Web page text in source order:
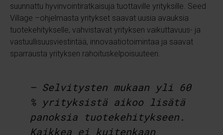
suunnattu hyvinvointiratkaisuja tuottaville yrityksille. Seed
Village –ohjelmasta yritykset saavat uusia avauksia
tuotekehitykselle, vahvistavat yrityksen vaikuttavuus- ja
vastuullisuusviestintää, innovaatiotoimintaa ja saavat
sparrausta yrityksen rahoituskelpoisuuteen.
– Selvitysten mukaan yli 60
% yrityksistä aikoo lisätä
panoksia tuotekehitykseen.
Kaikkea ei kuitenkaan